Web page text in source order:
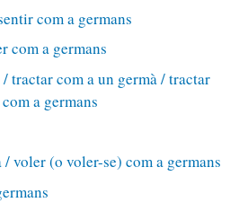
com a germans
com a germans
tractar com a un germà / tractar
a germans
voler (o voler-se) com a germans